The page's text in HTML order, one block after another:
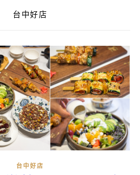
台中好店
台中好店